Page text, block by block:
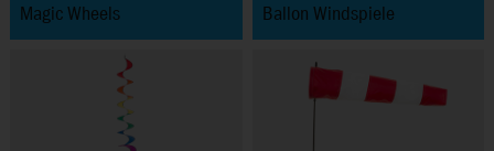
Magic Wheels Ballon Windspiele